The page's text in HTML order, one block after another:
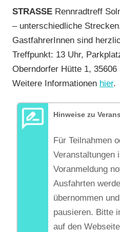
STRASSE Rennradtreff
– unterschiedliche
GastfahrerInnen sind
Treffpunkt: 13 Uhr,
Oberndorfer Hütte 1, 35606
Weitere Informationen hier.
Hinweise zu
Für Teilnahmen
Veranstaltungen
Voranmeldung
Ausfahrten
übernommen
pausieren. Bitte
auf den